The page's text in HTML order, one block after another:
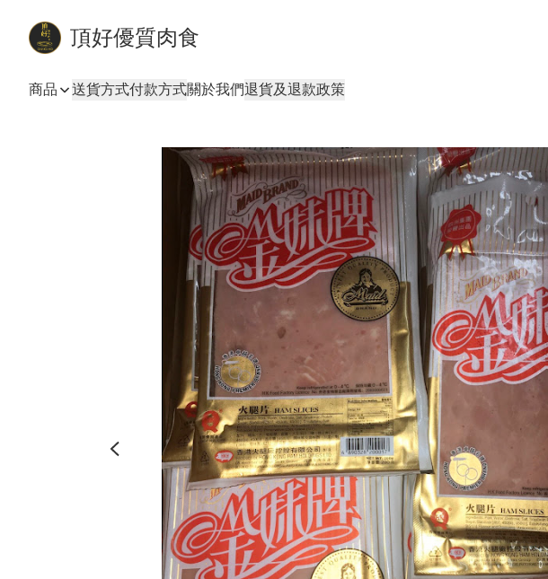
頂好優質肉食
商品 送貨方式付款方式關於我們退貨及退款政策